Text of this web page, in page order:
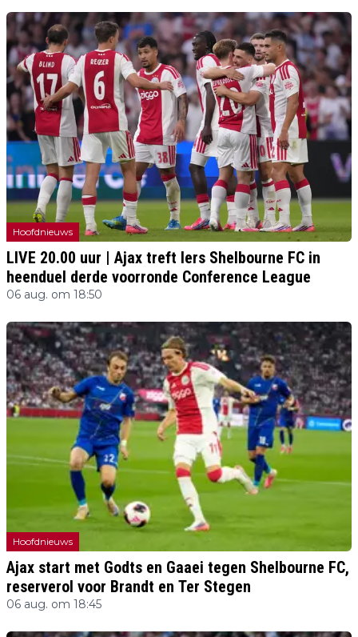
Hoofdnieuws
LIVE 20.00 uur | Ajax treft Iers Shelbourne FC in
heenduel derde voorronde Conference League
06 aug. om 18:50
Hoofdnieuws
Ajax start met Godts en Gaaei tegen Shelbourne FC,
reserverol voor Brandt en Ter Stegen
06 aug. om 18:45